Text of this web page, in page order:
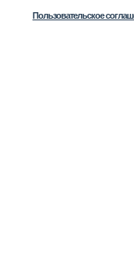
Пользовательское